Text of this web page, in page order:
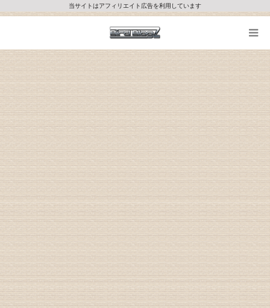
当サイトはアフィリエイト広告を利用しています